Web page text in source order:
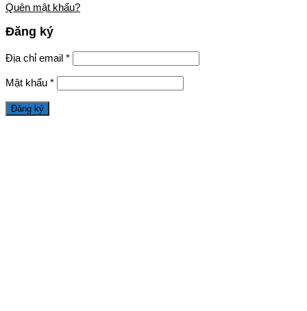
Quên mật khẩu?
Đăng ký
Địa chỉ email *
Mật khẩu *
Đăng ký